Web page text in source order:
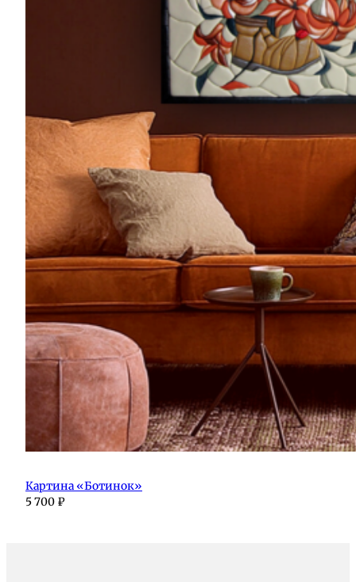
Картина «Ботинок»
5 700 ₽